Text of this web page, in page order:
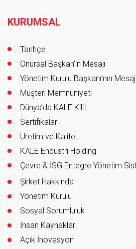
KURUMSAL
Tarihçe
Onursal Başkan'ın Mesajı
Yönetim Kurulu Başkanı’nın Mesajı
Müşteri Memnuniyeti
Dünya’da KALE Kilit
Sertifikalar
Üretim ve Kalite
KALE Endüstri Holding
Çevre & İSG Entegre Yönetim
Şirket Hakkında
Yönetim Kurulu
Sosyal Sorumluluk
İnsan Kaynakları
Açık İnovasyon